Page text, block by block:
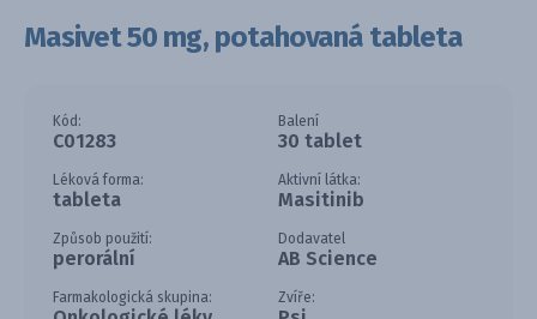
Masivet 50 mg, potahovaná tableta
Kód:
C01283
Balení
30 tablet
Léková forma:
tableta
Aktivní látka:
Masitinib
Způsob použití:
perorální
Dodavatel
AB Science
Farmakologická skupina: Zvíře: